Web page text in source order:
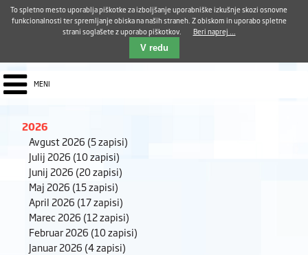
E-pošta ZUDV
Iskalnik
MENI
2026
Avgust 2026 (5 zapisi)
Julij 2026 (10 zapisi)
Junij 2026 (20 zapisi)
Maj 2026 (15 zapisi)
April 2026 (17 zapisi)
Marec 2026 (12 zapisi)
Februar 2026 (10 zapisi)
Januar 2026 (4 zapisi)
To spletno mesto uporablja piškotke za izboljšanje uporabniške izkušnje skozi osnovne
funkcionalnosti ter spremljanje obiska na naših straneh. Z obiskom in uporabo spletne
strani soglašete z uporabo piškotkov.
Beri naprej ...
V redu